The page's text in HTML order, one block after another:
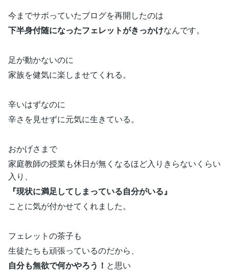
今までサボっていたブログを再開したのは
下半身付随になったフェレットがきっかけなんです。
足が動かないのに
家族を健気に楽しませてくれる。
辛いはずなのに
辛さを見せずに元気に生きている。
おかげさまで
家庭教師の授業も休日が無くなるほど入りきらないくらい
入り、
『現状に満足してしまっている自分がいる』
ことに気が付かせてくれました。
フェレットの茶子も
生徒たちも頑張っているのだから、
自分も無欲で何かやろう！ と思い